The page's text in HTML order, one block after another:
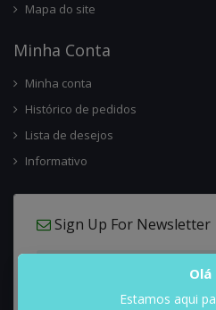
Mapa do site
Minha Conta
Minha conta
Histórico de pedidos
Lista de desejos
Informativo
Sign Up For Newsletter
Olá
Estamos aqui